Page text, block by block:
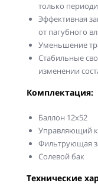
только
Эффективная
от пагубного
Уменьшение
Стабильные
изменении
Комплектация:
Баллон 12х52
Управляющий
Фильтрующая
Солевой бак
Технические